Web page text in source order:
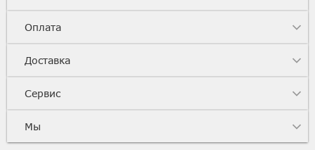
Оплата
Доставка
Сервис
Мы